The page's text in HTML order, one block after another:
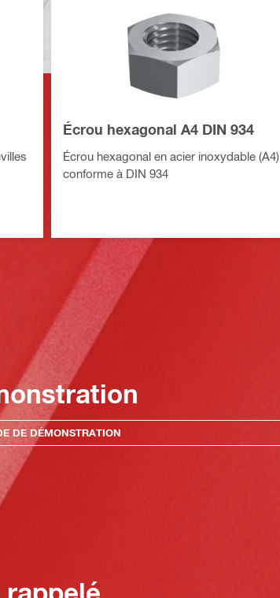
Écrou hexagonal A4 DIN 934
Écrou hexagonal en acier inoxydable (A4)
conforme à DIN 934
DE DÉMONSTRATION